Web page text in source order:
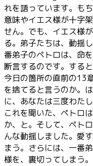
れを語っています。も
意味やイエス様が十字
せん。でも、イエス様
る。弟子たちは、動揺
番弟子のペトロは、命
断言するのです。する
今日の箇所の直前の13
を捨てると言うのか。
に、あなたは三度わた
これを聞いた、ペトロ
か、と。そして、ペト
んな動揺しました。愛
まう。さらには、一番
様を、裏切ってしまう。